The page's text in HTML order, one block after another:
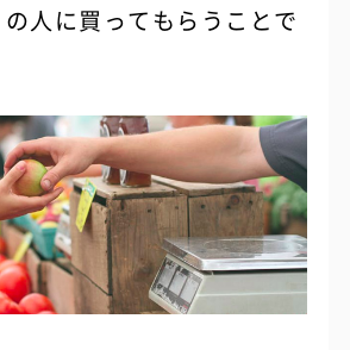
人に買ってもらうことで